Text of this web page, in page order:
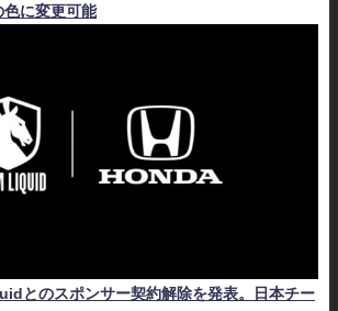
色に変更可能
とのスポンサー契約解除を発表。日本チー